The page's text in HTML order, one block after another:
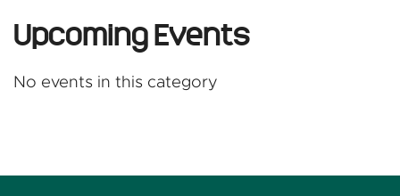
Upcoming Events
No events in this category